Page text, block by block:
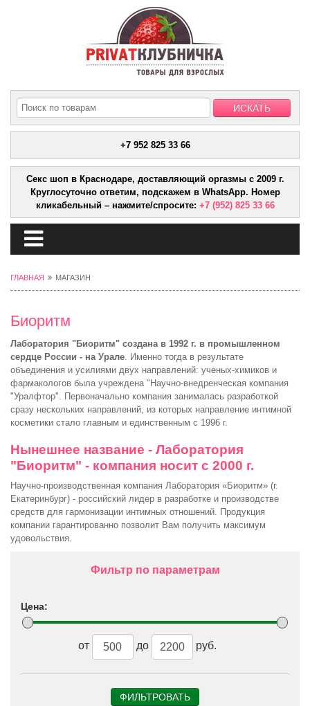
+7 952 825 33 66
Секс шоп в Краснодаре, доставляющий оргазмы с 2009 г.
Круглосуточно ответим, подскажем в WhatsApp. Номер
кликабельный – нажмите/спросите: +7 (952) 825 33 66
ГЛАВНАЯ МАГАЗИН
Биоритм
Лаборатория "Биоритм" создана в 1992 г. в промышленном
сердце России - на Урале. Именно тогда в результате
объединения и усилиями двух направлений: ученых-химиков и
фармакологов была учреждена "Научно-внедренческая компания
"Уралфтор". Первоначально компания занималась разработкой
сразу нескольких направлений, из которых направление интимной
косметики стало главным и единственным с 1996 г.
Нынешнее название - Лаборатория
"Биоритм" - компания носит с 2000 г.
Научно-производственная компания Лаборатория «Биоритм» (г.
Екатеринбург) - российский лидер в разработке и производстве
средств для гармонизации интимных отношений. Продукция
компании гарантированно позволит Вам получить максимум
удовольствия.
Фильтр по параметрам
Цена:
от до руб.